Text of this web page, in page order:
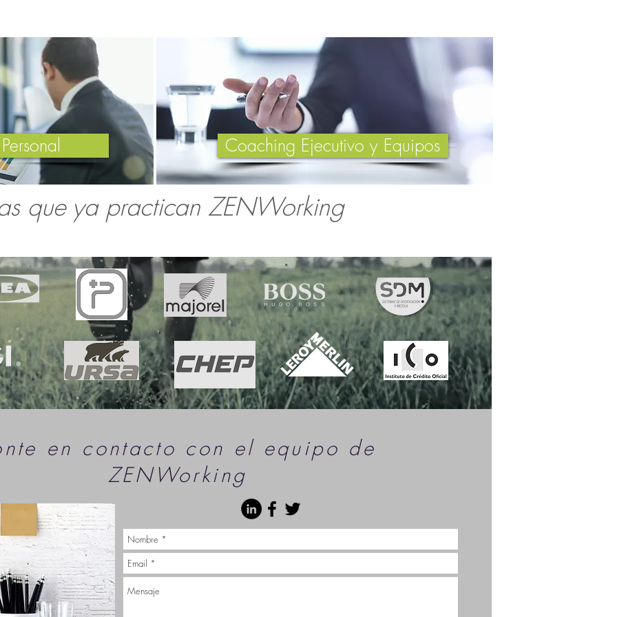
Coaching Ejecutivo y Equipos
que ya practican ZENWorking
en contacto con el equipo de
ZENWorking